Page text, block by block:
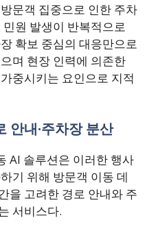
문객 집중으로 인한 주차
민원 발생이 반복적으로
확보 중심의 대응만으로
며 현장 인력에 의존한
중시키는 요인으로 지적
안내·주차장 분산
AI 솔루션은 이러한 행사
기 위해 방문객 이동 데
을 고려한 경로 안내와 주
서비스다.